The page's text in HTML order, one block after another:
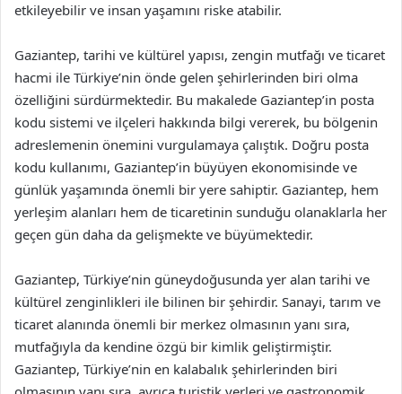
etkileyebilir ve insan yaşamını riske atabilir.
Gaziantep, tarihi ve kültürel yapısı, zengin mutfağı ve ticaret
hacmi ile Türkiye’nin önde gelen şehirlerinden biri olma
özelliğini sürdürmektedir. Bu makalede Gaziantep’in posta
kodu sistemi ve ilçeleri hakkında bilgi vererek, bu bölgenin
adreslemenin önemini vurgulamaya çalıştık. Doğru posta
kodu kullanımı, Gaziantep’in büyüyen ekonomisinde ve
günlük yaşamında önemli bir yere sahiptir. Gaziantep, hem
yerleşim alanları hem de ticaretinin sunduğu olanaklarla her
geçen gün daha da gelişmekte ve büyümektedir.
Gaziantep, Türkiye’nin güneydoğusunda yer alan tarihi ve
kültürel zenginlikleri ile bilinen bir şehirdir. Sanayi, tarım ve
ticaret alanında önemli bir merkez olmasının yanı sıra,
mutfağıyla da kendine özgü bir kimlik geliştirmiştir.
Gaziantep, Türkiye’nin en kalabalık şehirlerinden biri